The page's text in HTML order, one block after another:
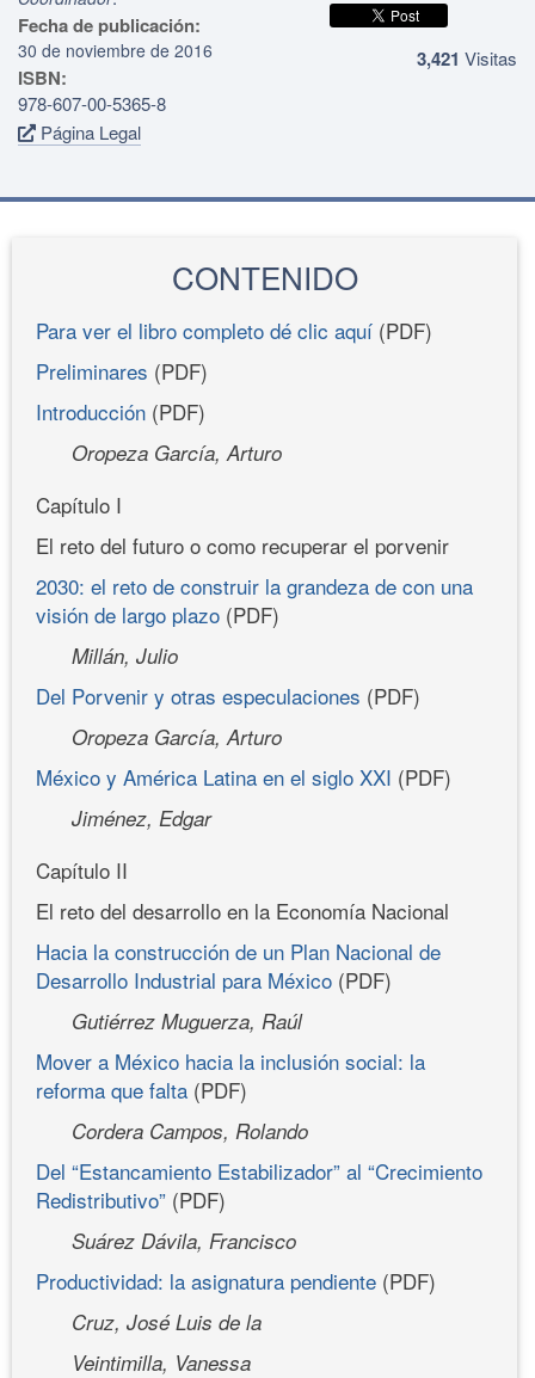
Fecha de publicación:
30 de noviembre de 2016
ISBN:
978-607-00-5365-8
Página Legal
3,421 Visitas
CONTENIDO
Para ver el libro completo dé clic aquí (PDF)
Preliminares (PDF)
Introducción (PDF)
Oropeza García, Arturo
Capítulo I
El reto del futuro o como recuperar el porvenir
2030: el reto de construir la grandeza de con una
visión de largo plazo (PDF)
Millán, Julio
Del Porvenir y otras especulaciones (PDF)
Oropeza García, Arturo
México y América Latina en el siglo XXI (PDF)
Jiménez, Edgar
Capítulo II
El reto del desarrollo en la Economía Nacional
Hacia la construcción de un Plan Nacional de
Desarrollo Industrial para México (PDF)
Gutiérrez Muguerza, Raúl
Mover a México hacia la inclusión social: la
reforma que falta (PDF)
Cordera Campos, Rolando
Del “Estancamiento Estabilizador” al “Crecimiento
Redistributivo” (PDF)
Suárez Dávila, Francisco
Productividad: la asignatura pendiente (PDF)
Cruz, José Luis de la
Veintimilla, Vanessa